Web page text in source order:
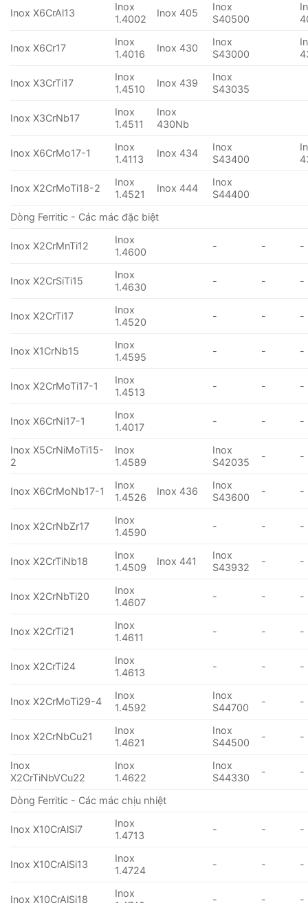
Inox X6CrAl13
Inox
1.4002
Inox 405
Inox
S40500
Inox X6Cr17
Inox
1.4016
Inox 430
Inox
S43000
Inox X3CrTi17
Inox
1.4510
Inox 439
Inox
S43035
Inox X3CrNb17
Inox
1.4511
Inox
430Nb
Inox X6CrMo17-1
Inox
1.4113
Inox 434
Inox
S43400
Inox X2CrMoTi18-2
Inox
1.4521
Inox 444
Inox
S44400
Dòng Ferritic - Các mác đặc biệt
Inox X2CrMnTi12
Inox
1.4600
- - -
Inox X2CrSiTi15
Inox
1.4630
- - -
Inox X2CrTi17
Inox
1.4520
- - -
Inox X1CrNb15
Inox
1.4595
- - -
Inox X2CrMoTi17-1
Inox
1.4513
- - -
Inox X6CrNi17-1
Inox
1.4017
- - -
Inox X5CrNiMoTi15-
2
Inox
1.4589
Inox
S42035
- -
Inox X6CrMoNb17-1
Inox
1.4526
Inox 436
Inox
S43600
- -
Inox X2CrNbZr17
Inox
1.4590
- - -
Inox X2CrTiNb18
Inox
1.4509
Inox 441
Inox
S43932
- -
Inox X2CrNbTi20
Inox
1.4607
- - -
Inox X2CrTi21
Inox
1.4611
- - -
Inox X2CrTi24
Inox
1.4613
- - -
Inox X2CrMoTi29-4
Inox
1.4592
Inox
S44700
- -
Inox X2CrNbCu21
Inox
1.4621
Inox
S44500
- -
Inox
X2CrTiNbVCu22
Inox
1.4622
Inox
S44330
- -
Dòng Ferritic - Các mác chịu nhiệt
Inox X10CrAlSi7
Inox
1.4713
- - -
Inox X10CrAlSi13
Inox
1.4724
- - -
Inox X10CrAlSi18
Inox
- - -